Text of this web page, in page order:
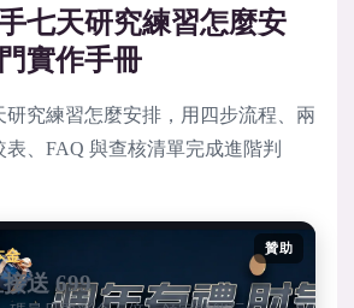
七天研究練習怎麼安
實作手冊
研究練習怎麼安排，用四步流程、兩
、FAQ 與查核清單完成進階判
贊助
金
送 699